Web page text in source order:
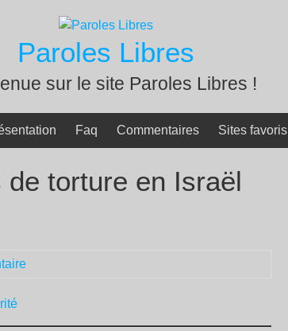
Paroles Libres
sur le site Paroles Libres !
Faq Commentaires Sites favoris
torture en Israël